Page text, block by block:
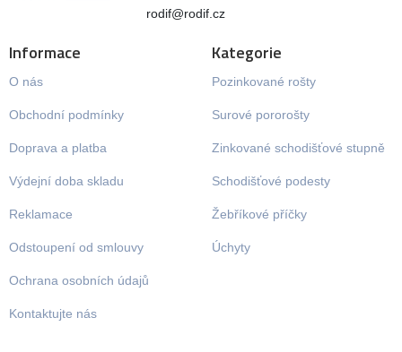
rodif@rodif.cz
Informace
O nás
Obchodní podmínky
Doprava a platba
Výdejní doba skladu
Reklamace
Odstoupení od smlouvy
Ochrana osobních údajů
Kontaktujte nás
Kategorie
Pozinkované rošty
Surové pororošty
Zinkované schodišťové stupně
Schodišťové podesty
Žebříkové příčky
Úchyty